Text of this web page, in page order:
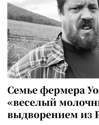
Семье фермера
«веселый
выдворением из